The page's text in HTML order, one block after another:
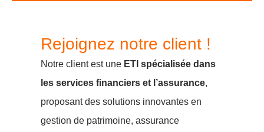
Rejoignez notre client !
Notre client est une ETI spécialisée dans
les services financiers et l’assurance,
proposant des solutions innovantes en
gestion de patrimoine, assurance